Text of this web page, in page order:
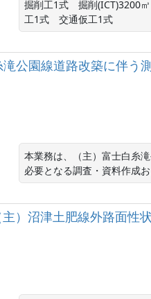
掘削工1式　掘削(ICT)3200
工1式　交通仮工1式
公園線道路改築に伴う
本業務は、（主）富士白糸
必要となる調査・資料作成
）沼津土肥線外路面性